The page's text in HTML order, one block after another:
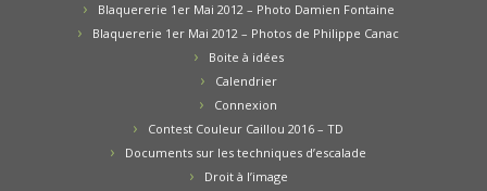
Blaquererie 1er Mai 2012 – Photo Damien Fontaine
Blaquererie 1er Mai 2012 – Photos de Philippe Canac
Boite à idées
Calendrier
Connexion
Contest Couleur Caillou 2016 – TD
Documents sur les techniques d’escalade
Droit à l’image